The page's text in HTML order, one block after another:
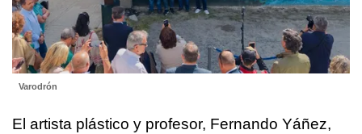
Varodrón
El artista plástico y profesor, Fernando Yáñez,